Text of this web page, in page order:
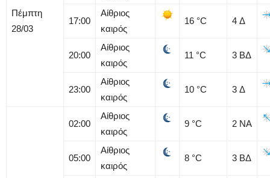
Πέμπτη
28/03
17:00
Αίθριος
καιρός
16 °C 4 Δ
20:00
Αίθριος
καιρός
11 °C 3 ΒΔ
23:00
Αίθριος
καιρός
10 °C 3 Δ
02:00
Αίθριος
καιρός
9 °C 2 ΝΑ
05:00
Αίθριος
καιρός
8 °C 3 ΒΔ